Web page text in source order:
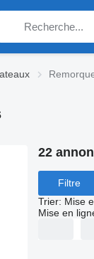
22
Filtre
Trier: Mise
Mise en